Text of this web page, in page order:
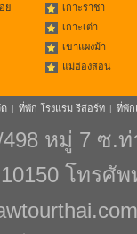
ย
เกาะราชา
เกาะเต่า
เขาแผงม้า
แม่ฮ่องสอน
| ที่พัก โรงแรม รีสอร์ท | ที่พัก
498 หมู่ 7 ซ.
โทรศั